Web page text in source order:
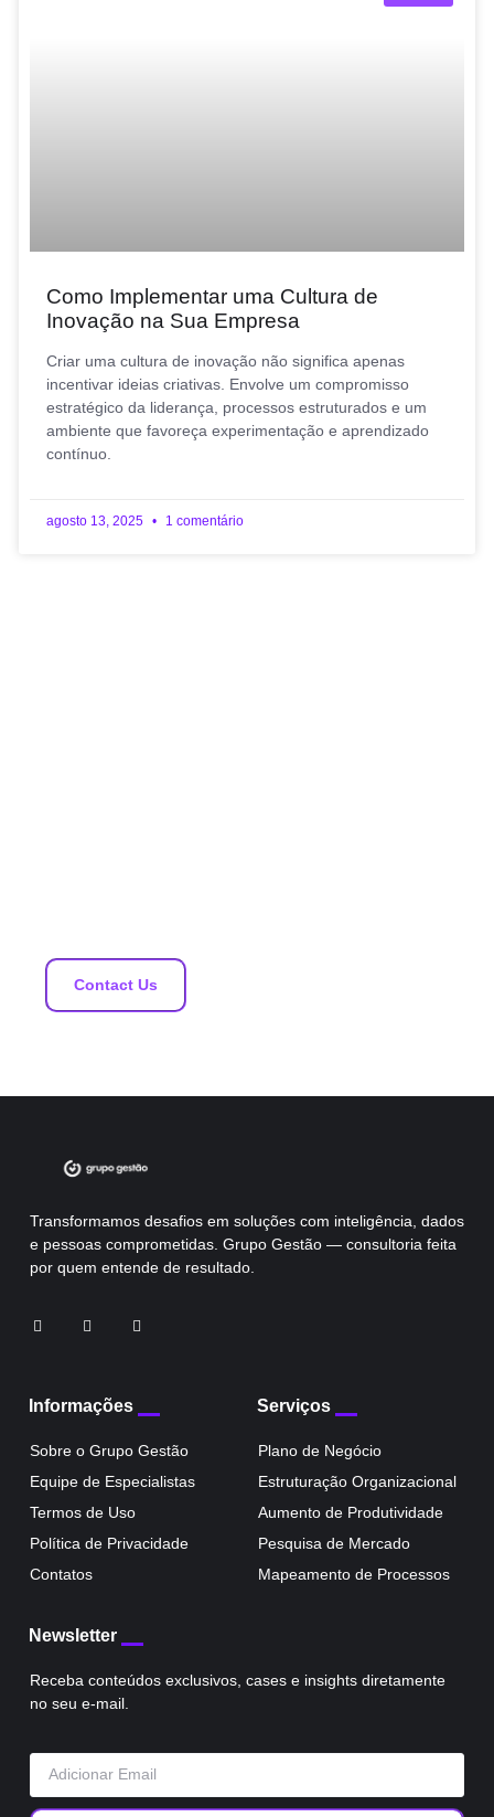
Como Implementar uma Cultura de
Inovação na Sua Empresa
Criar uma cultura de inovação não significa apenas
incentivar ideias criativas. Envolve um compromisso
estratégico da liderança, processos estruturados e um
ambiente que favoreça experimentação e aprendizado
contínuo.
agosto 13, 2025 1 comentário
Contact Us
Transformamos desafios em soluções com inteligência, dados
e pessoas comprometidas. Grupo Gestão — consultoria feita
por quem entende de resultado.
Informações
Sobre o Grupo Gestão
Equipe de Especialistas
Termos de Uso
Política de Privacidade
Contatos
Serviços
Plano de Negócio
Estruturação Organizacional
Aumento de Produtividade
Pesquisa de Mercado
Mapeamento de Processos
Newsletter
Receba conteúdos exclusivos, cases e insights diretamente
no seu e-mail.